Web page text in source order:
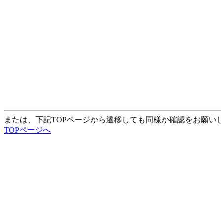
または、下記TOPページから遷移しても同様か確認をお願い
TOPページへ